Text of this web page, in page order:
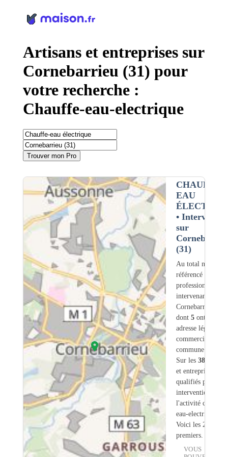
Artisans et entreprises sur
Cornebarrieu (31) pour
votre recherche :
Chauffe-eau-electrique
Trouver mon Pro
CHAUFFE-
EAU
•
sur
(31)
Au total nous
référencé
professionnels
intervenant sur
Cornebarrieu (31)
dont 5ont une
adresse légale ou
commerciale
commune.
Sur les 389
et entreprises
qualifiés pour une
intervention sur
l'activité chauffe-
eau-electrique.
Voici les 20
premiers.
VOUS